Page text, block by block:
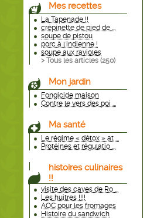
Mes recettes
La Tapenade !!
crépinette de pied de ...
soupe de pistou
porc à l'indienne !
soupe aux ravioles
> Tous les articles (250)
Mon jardin
Fongicide maison
Contre le vers des poi ...
Ma santé
Le régime « détox » at ...
Protéines et régulatio ...
histoires culinaires
!!
visite des caves de Ro ...
Les huitres !!!!
AOC pour les fromages
Histoire du sandwich